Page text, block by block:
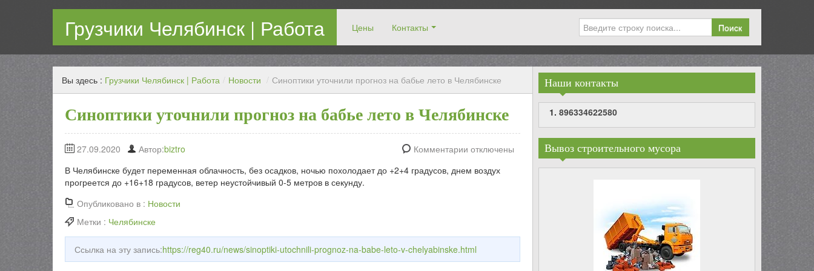
Грузчики Челябинск | Работа Цены Контакты Поиск
Работаем каждый день! Переезд любой сложности с грузчиками!
Вы здесь : Грузчики Челябинск | Работа / Новости / Синоптики уточнили прогноз на бабье лето в Челябинске
Синоптики уточнили прогноз на бабье лето в Челябинске
27.09.2020 Автор:biztro
Комментарии отключены
В Челябинске будет переменная облачность, без осадков, ночью похолодает до +2+4 градусов, днем воздух
прогреется до +16+18 градусов, ветер неустойчивый 0-5 метров в секунду.
Опубликовано в : Новости
Метки : Челябинске
Ссылка на эту запись:https://reg40.ru/news/sinoptiki-utochnili-prognoz-na-babe-leto-v-chelyabinske.html
Наши контакты
896334622580
Вывоз строительного мусора